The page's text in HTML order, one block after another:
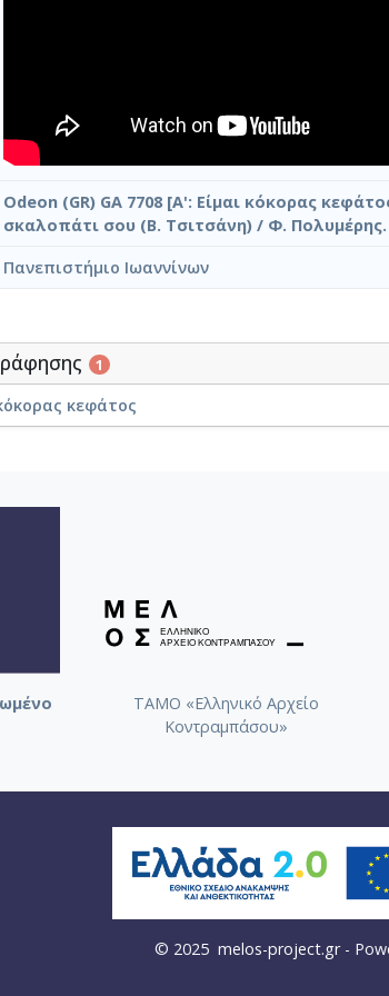
Odeon (GR) GA 7708 [Α': Είμαι κόκορας
σκαλοπάτι σου (Β. Τσιτσάνη) / Φ.
Πανεπιστήμιο Ιωαννίνων
1
κεφάτος
ΤΑΜΟ «Ελληνικό Αρχείο
Κοντραμπάσου»
© 2025 melos-project.gr-